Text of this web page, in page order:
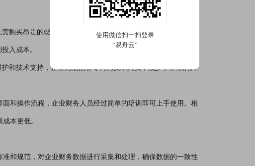
购买昂贵的硬件设备和软件许可证，只需按需支付财务SaaS服
入成本。
护和技术支持，企业无需配备专门的技术人员，减少了企业的人
面和操作流程，企业财务人员经过简单的培训即可上手使用。相
本更低。
准和规范，对企业财务数据进行采集和处理，确保数据的一致性